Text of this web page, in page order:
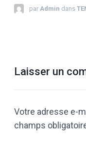
par Admin dans
Laisser un
Votre adresse e-
champs